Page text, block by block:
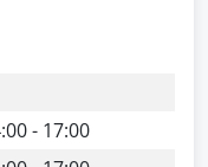
- 17:00